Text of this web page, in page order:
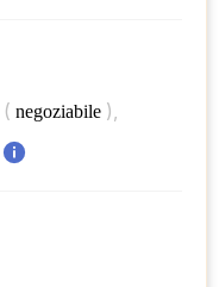
( negoziabile ),